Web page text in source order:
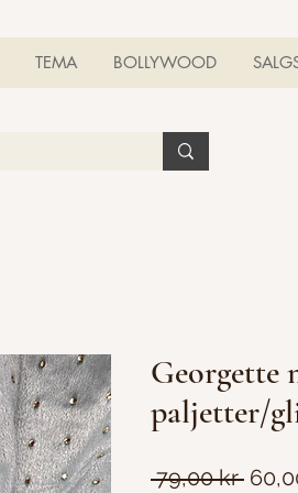
TEMA BOLLYWOOD
Georgette
paljetter/
79,00 kr